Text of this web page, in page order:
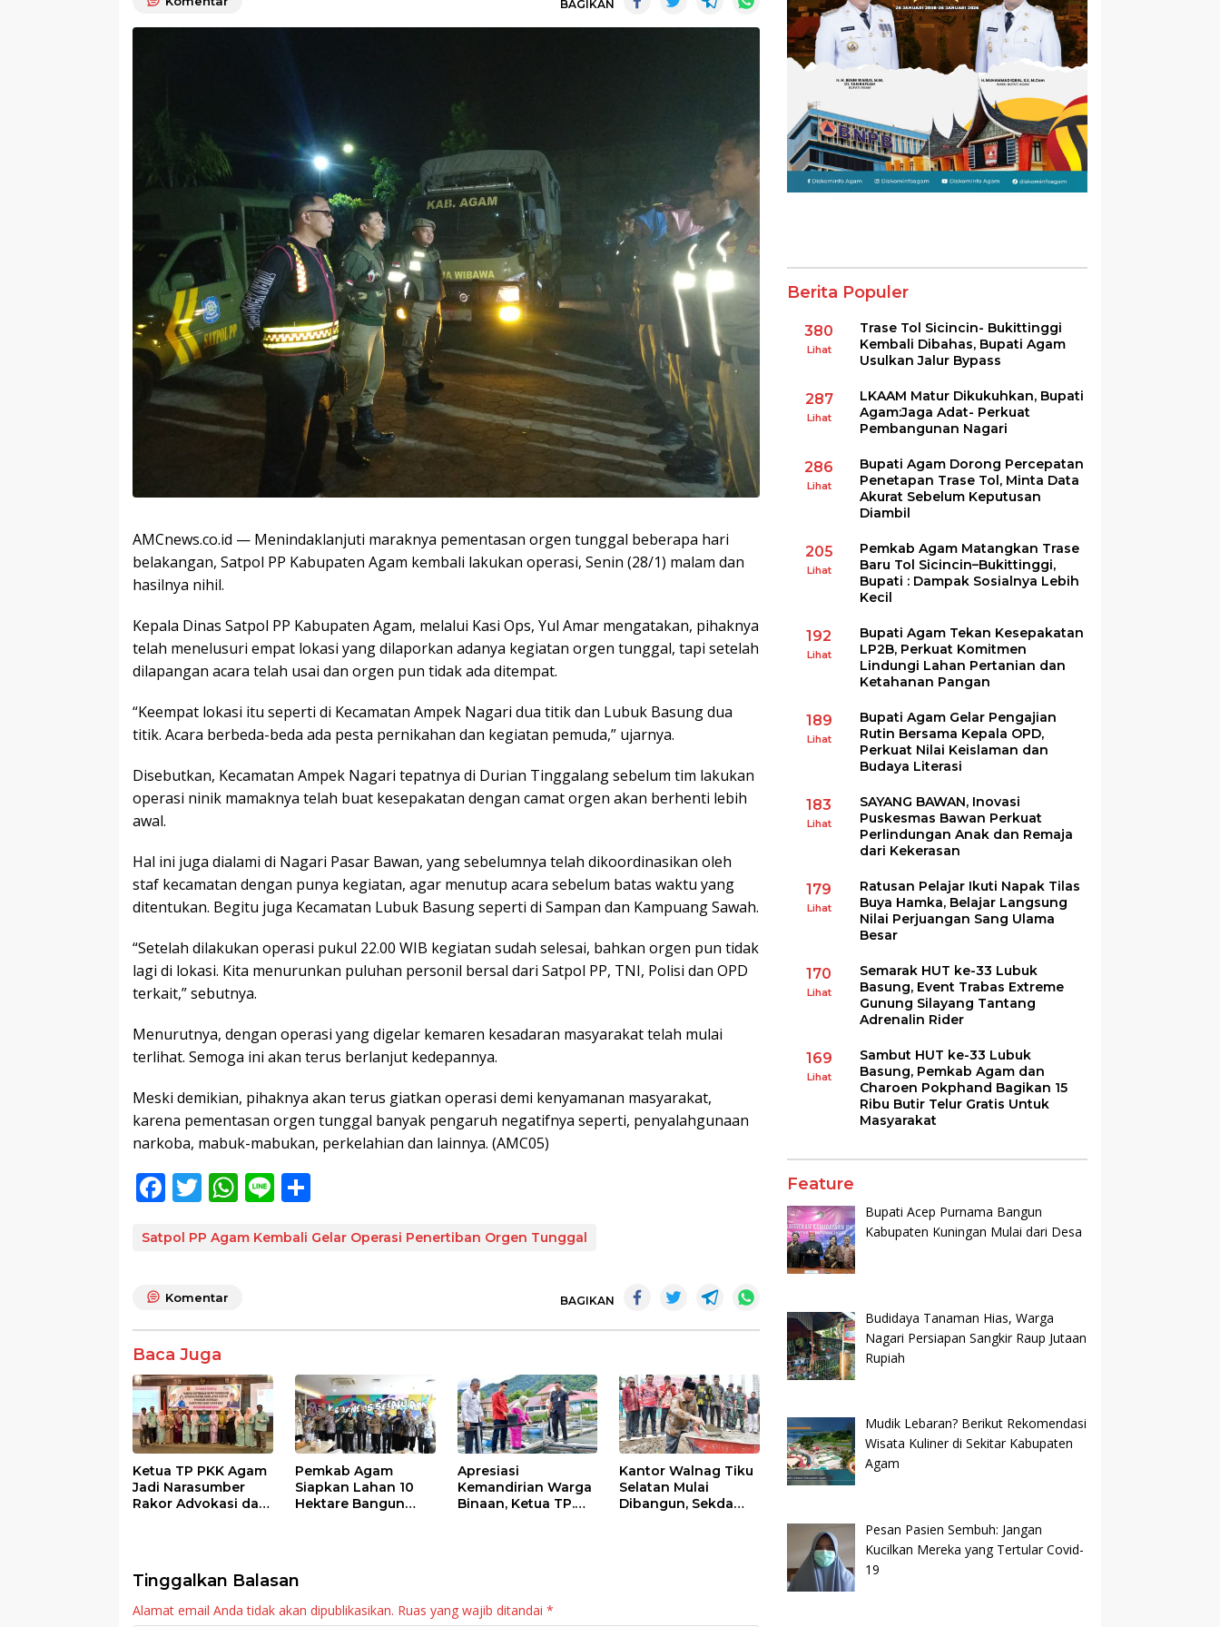
BAGIKAN
AMCnews.co.id — Menindaklanjuti maraknya pementasan orgen tunggal beberapa hari
belakangan, Satpol PP Kabupaten Agam kembali lakukan operasi, Senin (28/1) malam dan
hasilnya nihil.
Kepala Dinas Satpol PP Kabupaten Agam, melalui Kasi Ops, Yul Amar mengatakan, pihaknya
telah menelusuri empat lokasi yang dilaporkan adanya kegiatan orgen tunggal, tapi setelah
dilapangan acara telah usai dan orgen pun tidak ada ditempat.
“Keempat lokasi itu seperti di Kecamatan Ampek Nagari dua titik dan Lubuk Basung dua
titik. Acara berbeda-beda ada pesta pernikahan dan kegiatan pemuda,” ujarnya.
Disebutkan, Kecamatan Ampek Nagari tepatnya di Durian Tinggalang sebelum tim lakukan
operasi ninik mamaknya telah buat kesepakatan dengan camat orgen akan berhenti lebih
awal.
Hal ini juga dialami di Nagari Pasar Bawan, yang sebelumnya telah dikoordinasikan oleh
staf kecamatan dengan punya kegiatan, agar menutup acara sebelum batas waktu yang
ditentukan. Begitu juga Kecamatan Lubuk Basung seperti di Sampan dan Kampuang Sawah.
“Setelah dilakukan operasi pukul 22.00 WIB kegiatan sudah selesai, bahkan orgen pun tidak
lagi di lokasi. Kita menurunkan puluhan personil bersal dari Satpol PP, TNI, Polisi dan OPD
terkait,” sebutnya.
Menurutnya, dengan operasi yang digelar kemaren kesadaran masyarakat telah mulai
terlihat. Semoga ini akan terus berlanjut kedepannya.
Meski demikian, pihaknya akan terus giatkan operasi demi kenyamanan masyarakat,
karena pementasan orgen tunggal banyak pengaruh negatifnya seperti, penyalahgunaan
narkoba, mabuk-mabukan, perkelahian dan lainnya. (AMC05)
F
e
o
o
k
T
itt
W
at
p
Li
e ar
Satpol PP Agam Kembali Gelar Operasi Penertiban Orgen Tunggal
Komentar BAGIKAN
Baca Juga
Ketua TP PKK Agam
Jadi Narasumber
Rakor Advokasi dan
Pemkab Agam
Siapkan Lahan 10
Hektare Bangun
Apresiasi
Kemandirian Warga
Binaan, Ketua TP.
Kantor Walnag Tiku
Selatan Mulai
Dibangun, Sekda
Tinggalkan Balasan
Alamat email Anda tidak akan dipublikasikan. Ruas yang wajib ditandai *
Berita Populer
380
Lihat
Trase Tol Sicincin- Bukittinggi
Kembali Dibahas, Bupati Agam
Usulkan Jalur Bypass
287
Lihat
LKAAM Matur Dikukuhkan, Bupati
Agam:Jaga Adat- Perkuat
Pembangunan Nagari
286
Lihat
Bupati Agam Dorong Percepatan
Penetapan Trase Tol, Minta Data
Akurat Sebelum Keputusan
Diambil
205
Lihat
Pemkab Agam Matangkan Trase
Baru Tol Sicincin–Bukittinggi,
Bupati : Dampak Sosialnya Lebih
Kecil
192
Lihat
Bupati Agam Tekan Kesepakatan
LP2B, Perkuat Komitmen
Lindungi Lahan Pertanian dan
Ketahanan Pangan
189
Lihat
Bupati Agam Gelar Pengajian
Rutin Bersama Kepala OPD,
Perkuat Nilai Keislaman dan
Budaya Literasi
183
Lihat
SAYANG BAWAN, Inovasi
Puskesmas Bawan Perkuat
Perlindungan Anak dan Remaja
dari Kekerasan
179
Lihat
Ratusan Pelajar Ikuti Napak Tilas
Buya Hamka, Belajar Langsung
Nilai Perjuangan Sang Ulama
Besar
170
Lihat
Semarak HUT ke-33 Lubuk
Basung, Event Trabas Extreme
Gunung Silayang Tantang
Adrenalin Rider
169
Lihat
Sambut HUT ke-33 Lubuk
Basung, Pemkab Agam dan
Charoen Pokphand Bagikan 15
Ribu Butir Telur Gratis Untuk
Masyarakat
Feature
Bupati Acep Purnama Bangun
Kabupaten Kuningan Mulai dari Desa
Budidaya Tanaman Hias, Warga
Nagari Persiapan Sangkir Raup Jutaan
Rupiah
Mudik Lebaran? Berikut Rekomendasi
Wisata Kuliner di Sekitar Kabupaten
Agam
Pesan Pasien Sembuh: Jangan
Kucilkan Mereka yang Tertular Covid-
19